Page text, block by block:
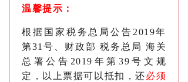
温馨提示 ：
根据国家税务总局公告2019年
第31号、财政部 税务总局 海关
总署公告2019年第39号文规
定，以上票据可以抵扣，还必须